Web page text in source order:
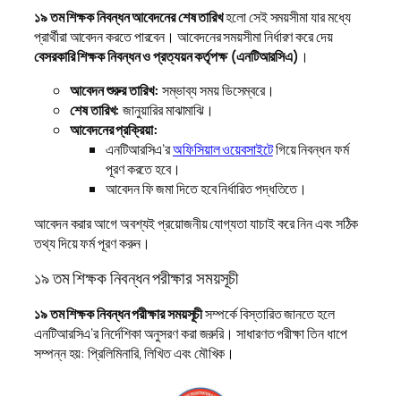
১৯ তম শিক্ষক নিবন্ধন আবেদনের শেষ তারিখহলো সেই সময়সীমা যার মধ্যে
প্রার্থীরা আবেদন করতে পারবেন। আবেদনের সময়সীমা নির্ধারণ করে দেয়
বেসরকারি শিক্ষক নিবন্ধন ও প্রত্যয়ন কর্তৃপক্ষ (এনটিআরসিএ) ।
আবেদন শুরুর তারিখ: সম্ভাব্য সময় ডিসেম্বরে।
শেষ তারিখ: জানুয়ারির মাঝামাঝি।
আবেদনের প্রক্রিয়া:
এনটিআরসিএ’রঅফিসিয়াল ওয়েবসাইটেগিয়ে নিবন্ধন ফর্ম
পূরণ করতে হবে।
আবেদন ফি জমা দিতে হবে নির্ধারিত পদ্ধতিতে।
আবেদন করার আগে অবশ্যই প্রয়োজনীয় যোগ্যতা যাচাই করে নিন এবং সঠিক
তথ্য দিয়ে ফর্ম পূরণ করুন।
১৯ তম শিক্ষক নিবন্ধন পরীক্ষার সময়সূচী
১৯ তম শিক্ষক নিবন্ধন পরীক্ষার সময়সূচীসম্পর্কে বিস্তারিত জানতে হলে
এনটিআরসিএ’র নির্দেশিকা অনুসরণ করা জরুরি। সাধারণত পরীক্ষা তিন ধাপে
সম্পন্ন হয়: প্রিলিমিনারি, লিখিত এবং মৌখিক।